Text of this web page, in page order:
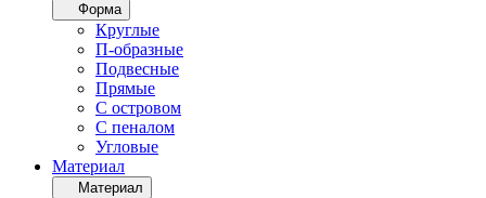
Форма
Круглые
П-образные
Подвесные
Прямые
С островом
С пеналом
Угловые
Материал
Материал